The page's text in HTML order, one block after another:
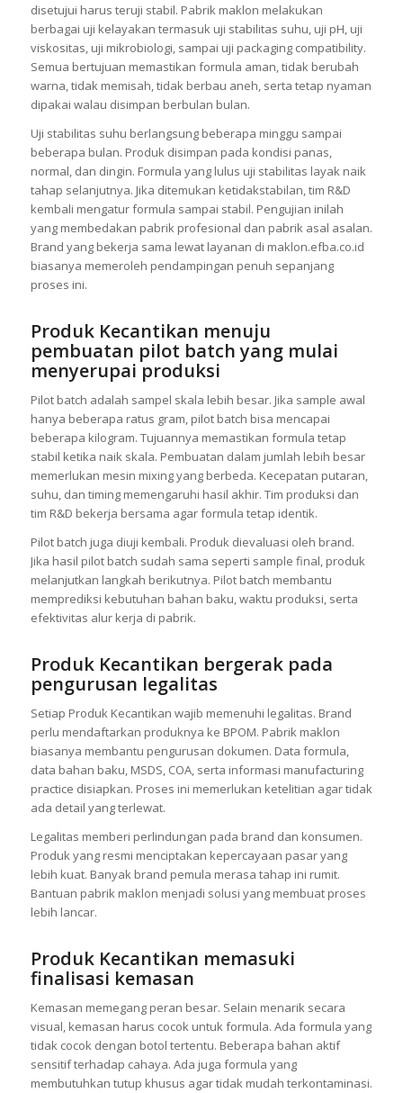
disetujui harus teruji stabil. Pabrik maklon melakukan
berbagai uji kelayakan termasuk uji stabilitas suhu, uji pH, uji
viskositas, uji mikrobiologi, sampai uji packaging compatibility.
Semua bertujuan memastikan formula aman, tidak berubah
warna, tidak memisah, tidak berbau aneh, serta tetap nyaman
dipakai walau disimpan berbulan bulan.
Uji stabilitas suhu berlangsung beberapa minggu sampai
beberapa bulan. Produk disimpan pada kondisi panas,
normal, dan dingin. Formula yang lulus uji stabilitas layak naik
tahap selanjutnya. Jika ditemukan ketidakstabilan, tim R&D
kembali mengatur formula sampai stabil. Pengujian inilah
yang membedakan pabrik profesional dan pabrik asal asalan.
Brand yang bekerja sama lewat layanan di maklon.efba.co.id
biasanya memeroleh pendampingan penuh sepanjang
proses ini.
Produk Kecantikan menuju
pembuatan pilot batch yang mulai
menyerupai produksi
Pilot batch adalah sampel skala lebih besar. Jika sample awal
hanya beberapa ratus gram, pilot batch bisa mencapai
beberapa kilogram. Tujuannya memastikan formula tetap
stabil ketika naik skala. Pembuatan dalam jumlah lebih besar
memerlukan mesin mixing yang berbeda. Kecepatan putaran,
suhu, dan timing memengaruhi hasil akhir. Tim produksi dan
tim R&D bekerja bersama agar formula tetap identik.
Pilot batch juga diuji kembali. Produk dievaluasi oleh brand.
Jika hasil pilot batch sudah sama seperti sample final, produk
melanjutkan langkah berikutnya. Pilot batch membantu
memprediksi kebutuhan bahan baku, waktu produksi, serta
efektivitas alur kerja di pabrik.
Produk Kecantikan bergerak pada
pengurusan legalitas
Setiap Produk Kecantikan wajib memenuhi legalitas. Brand
perlu mendaftarkan produknya ke BPOM. Pabrik maklon
biasanya membantu pengurusan dokumen. Data formula,
data bahan baku, MSDS, COA, serta informasi manufacturing
practice disiapkan. Proses ini memerlukan ketelitian agar tidak
ada detail yang terlewat.
Legalitas memberi perlindungan pada brand dan konsumen.
Produk yang resmi menciptakan kepercayaan pasar yang
lebih kuat. Banyak brand pemula merasa tahap ini rumit.
Bantuan pabrik maklon menjadi solusi yang membuat proses
lebih lancar.
Produk Kecantikan memasuki
finalisasi kemasan
Kemasan memegang peran besar. Selain menarik secara
visual, kemasan harus cocok untuk formula. Ada formula yang
tidak cocok dengan botol tertentu. Beberapa bahan aktif
sensitif terhadap cahaya. Ada juga formula yang
membutuhkan tutup khusus agar tidak mudah terkontaminasi.